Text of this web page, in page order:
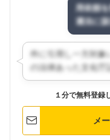
１分で無料登録
メ